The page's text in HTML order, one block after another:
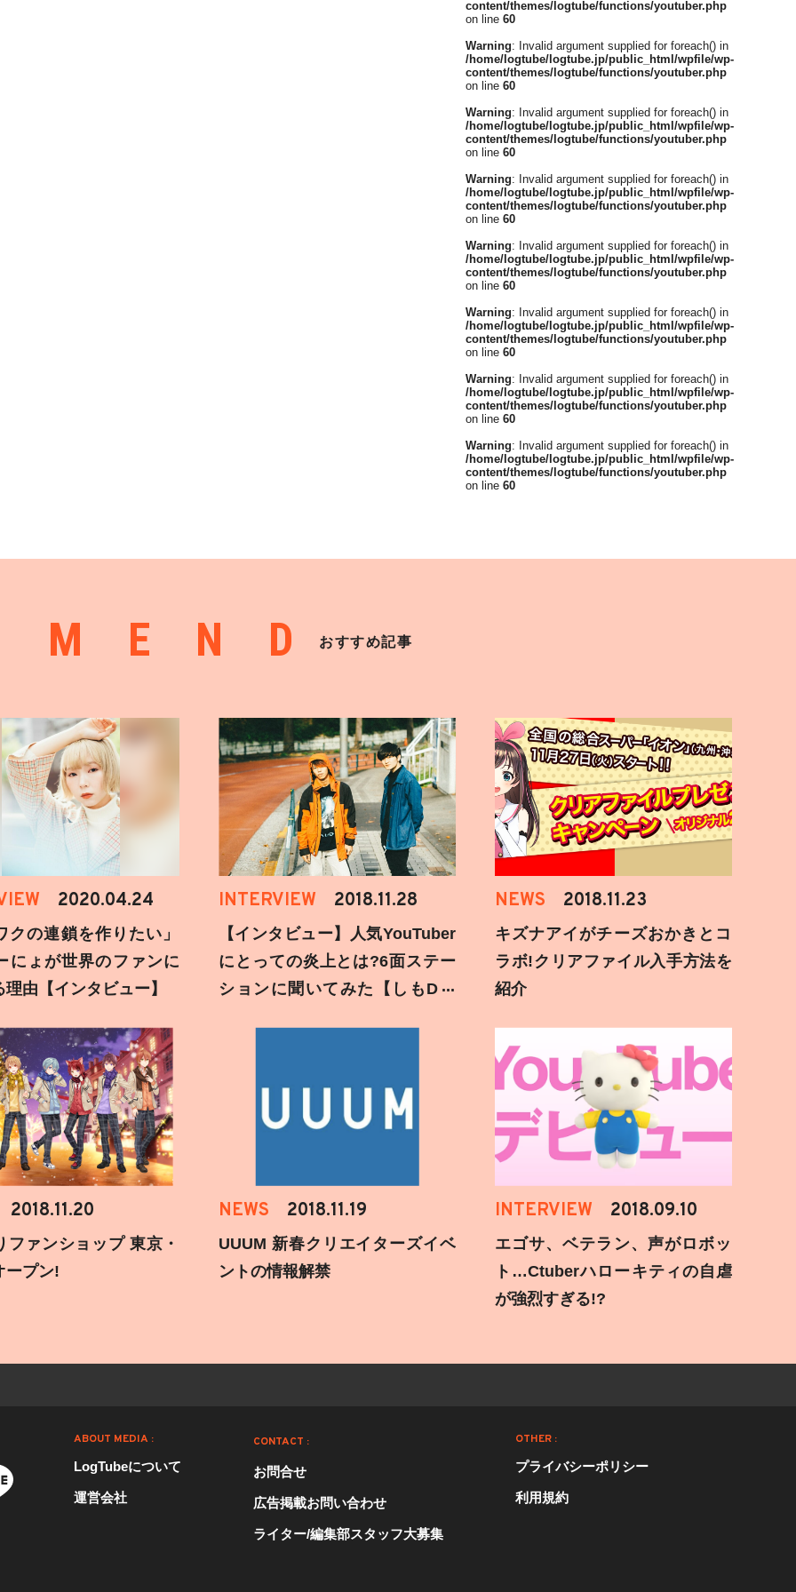
content/themes/logtube/functions/youtuber.php
on line 60
Warning: Invalid argument supplied for foreach() in
/home/logtube/logtube.jp/public_html/wpfile/wp-
content/themes/logtube/functions/youtuber.php
on line 60
Warning: Invalid argument supplied for foreach() in
/home/logtube/logtube.jp/public_html/wpfile/wp-
content/themes/logtube/functions/youtuber.php
on line 60
Warning: Invalid argument supplied for foreach() in
/home/logtube/logtube.jp/public_html/wpfile/wp-
content/themes/logtube/functions/youtuber.php
on line 60
Warning: Invalid argument supplied for foreach() in
/home/logtube/logtube.jp/public_html/wpfile/wp-
content/themes/logtube/functions/youtuber.php
on line 60
Warning: Invalid argument supplied for foreach() in
/home/logtube/logtube.jp/public_html/wpfile/wp-
content/themes/logtube/functions/youtuber.php
on line 60
Warning: Invalid argument supplied for foreach() in
/home/logtube/logtube.jp/public_html/wpfile/wp-
content/themes/logtube/functions/youtuber.php
on line 60
Warning: Invalid argument supplied for foreach() in
/home/logtube/logtube.jp/public_html/wpfile/wp-
content/themes/logtube/functions/youtuber.php
on line 60
おすすめ記事
2020.04.24
クの連鎖を作りたい」
にょが世界のファンに
由【インタビュー】
INTERVIEW 2018.11.28
【インタビュー】人気YouTuber
にとっての炎上とは?6面ステー
ションに聞いてみた【しもD遅
NEWS 2018.11.23
キズナアイがチーズおかきとコ
ラボ!クリアファイル入手方法を
紹介
2018.11.20
ファンショップ 東京・
ープン!
NEWS 2018.11.19
UUUM 新春クリエイターズイベ
ントの情報解禁
INTERVIEW 2018.09.10
エゴサ、ベテラン、声がロボッ
ト…Ctuberハローキティの自虐
が強烈すぎる!?
ABOUT MEDIA :
LogTubeについて
運営会社
CONTACT :
お問合せ
広告掲載お問い合わせ
ライター/編集部スタッフ大募集
OTHER :
プライバシーポリシー
利用規約